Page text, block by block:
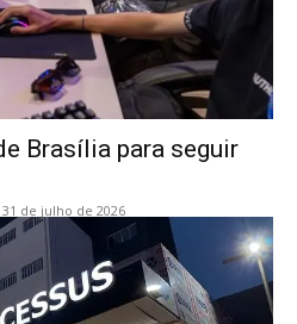
Brasília para seguir
31 de julho de 2026